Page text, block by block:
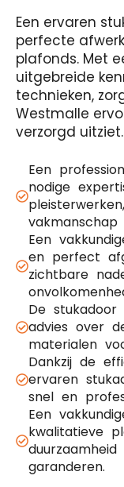
Een ervaren
perfecte
plafonds. Met
uitgebreide
technieken,
Westmalle
verzorgd uitziet.
Een
nodige
Een
en perfect
zichtbare
De
advies over
materialen
Dankzij de
ervaren
snel en
Een
kwalitatieve
garanderen.